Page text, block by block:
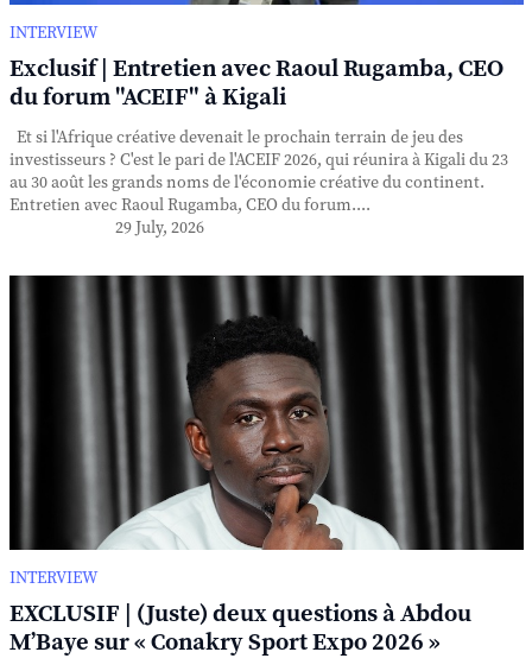
INTERVIEW
Exclusif | Entretien avec Raoul Rugamba, CEO
du forum "ACEIF" à Kigali
Et si l'Afrique créative devenait le prochain terrain de jeu des
investisseurs ? C'est le pari de l'ACEIF 2026, qui réunira à Kigali du 23
au 30 août les grands noms de l'économie créative du continent.
Entretien avec Raoul Rugamba, CEO du forum....
29 July, 2026
INTERVIEW
EXCLUSIF | (Juste) deux questions à Abdou
M’Baye sur « Conakry Sport Expo 2026 »